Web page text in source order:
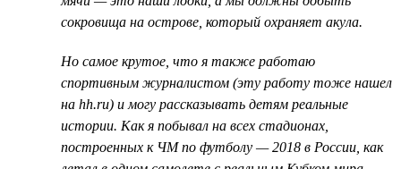
сокровища на острове, который охраняет акула.
Но самое крутое, что я также работаю
спортивным журналистом (эту работу тоже нашел
на hh.ru) и могу рассказывать детям реальные
истории. Как я побывал на всех стадионах,
построенных к ЧМ по футболу — 2018 в России, как